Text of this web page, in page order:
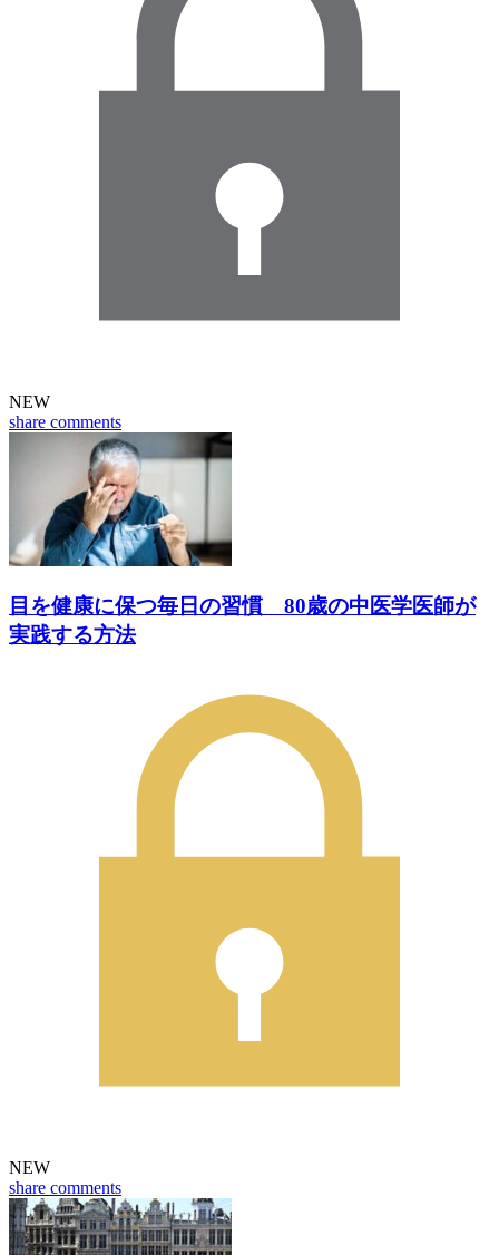
NEW
share comments
目を健康に保つ毎日の習慣 80歳の中医学医師が
実践する方法
NEW
share comments